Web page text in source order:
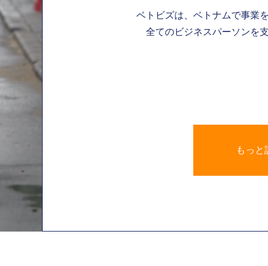
ベトビズは、ベトナムで事業
全てのビジネスパーソンを
もっと